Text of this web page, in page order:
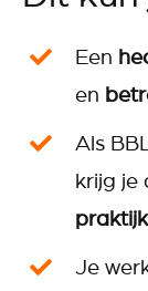
Een
en
Als
krijg je
Je